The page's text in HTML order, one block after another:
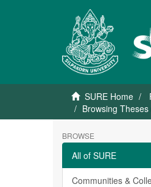
SURE Home
Browsing
BROWSE
All of SURE
Communities &